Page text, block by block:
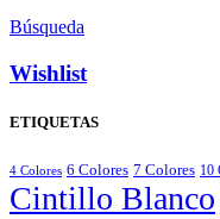
Búsqueda
Wishlist
ETIQUETAS
4 Colores 6 Colores 7 Colores 10
Cintillo Blanco